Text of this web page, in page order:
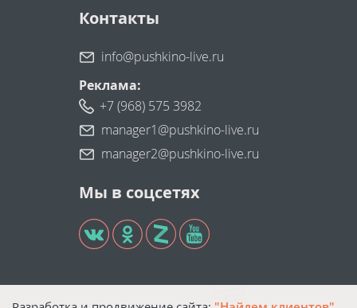
Контакты
info@pushkino-live.ru
Реклама:
+7 (968) 575 3982
manager1@pushkino-live.ru
manager2@pushkino-live.ru
Мы в соцсетях